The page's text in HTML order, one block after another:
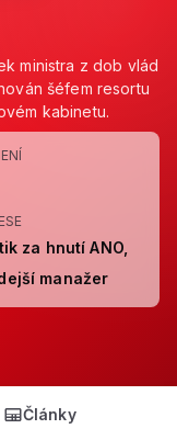
ministra z dob vlád
šéfem resortu
kabinetu.
za hnutí ANO,
manažer
Články